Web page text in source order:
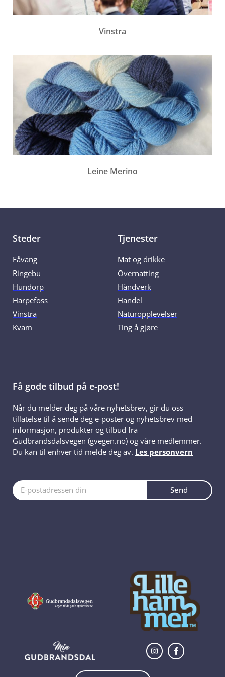
Vinstra
Leine Merino
Steder
Fåvang
Ringebu
Hundorp
Harpefoss
Vinstra
Kvam
Tjenester
Mat og drikke
Overnatting
Håndverk
Handel
Naturopplevelser
Ting å gjøre
Få gode tilbud på e-post!
Når du melder deg på våre nyhetsbrev, gir du oss
tillatelse til å sende deg e-poster og nyhetsbrev med
informasjon, produkter og tilbud fra
Gudbrandsdalsvegen (gvegen.no) og våre medlemmer.
Du kan til enhver tid melde deg av. Les personvern
Send